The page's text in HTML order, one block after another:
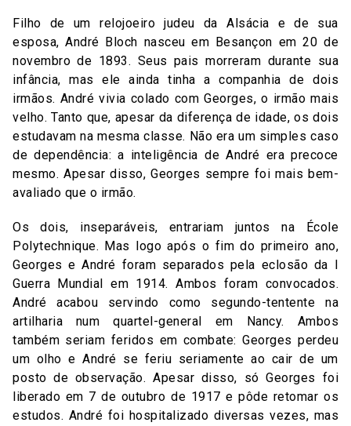
Filho de um relojoeiro judeu da Alsácia e de sua
esposa, André Bloch nasceu em Besançon em 20 de
novembro de 1893. Seus pais morreram durante sua
infância, mas ele ainda tinha a companhia de dois
irmãos. André vivia colado com Georges, o irmão mais
velho. Tanto que, apesar da diferença de idade, os dois
estudavam na mesma classe. Não era um simples caso
de dependência: a inteligência de André era precoce
mesmo. Apesar disso, Georges sempre foi mais bem-
avaliado que o irmão.
Os dois, inseparáveis, entrariam juntos na École
Polytechnique. Mas logo após o fim do primeiro ano,
Georges e André foram separados pela eclosão da I
Guerra Mundial em 1914. Ambos foram convocados.
André acabou servindo como segundo-tentente na
artilharia num quartel-general em Nancy. Ambos
também seriam feridos em combate: Georges perdeu
um olho e André se feriu seriamente ao cair de um
posto de observação. Apesar disso, só Georges foi
liberado em 7 de outubro de 1917 e pôde retomar os
estudos. André foi hospitalizado diversas vezes, mas